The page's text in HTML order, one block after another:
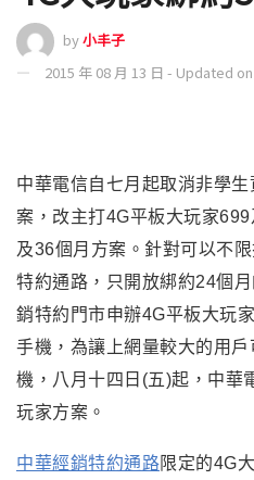
by小丰子
2015 年 08 月 13 日 - Updated
中華電信自七月起取消非學
案，改主打4G平板大玩家
及36個月方案。針對可以不
特約通路，只開放綁約24個
銷特約門市申辦4G平板大玩
手機，為讓上網量較大的用
機，八月十四日(五)起，中華
玩家方案。
中華經銷特約通路限定的4G